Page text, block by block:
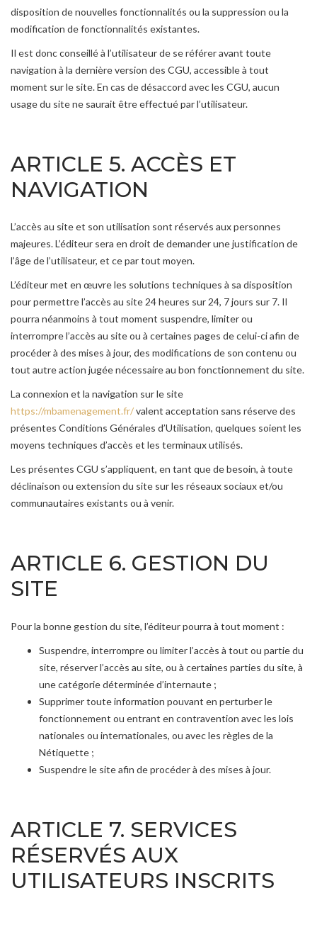
disposition de nouvelles fonctionnalités ou la suppression ou la
modification de fonctionnalités existantes.
Il est donc conseillé à l’utilisateur de se référer avant toute
navigation à la dernière version des CGU, accessible à tout
moment sur le site. En cas de désaccord avec les CGU, aucun
usage du site ne saurait être effectué par l’utilisateur.
ARTICLE 5. ACCÈS ET
NAVIGATION
L’accès au site et son utilisation sont réservés aux personnes
majeures. L’éditeur sera en droit de demander une justification de
l’âge de l’utilisateur, et ce par tout moyen.
L’éditeur met en œuvre les solutions techniques à sa disposition
pour permettre l’accès au site 24 heures sur 24, 7 jours sur 7. Il
pourra néanmoins à tout moment suspendre, limiter ou
interrompre l’accès au site ou à certaines pages de celui-ci afin de
procéder à des mises à jour, des modifications de son contenu ou
tout autre action jugée nécessaire au bon fonctionnement du site.
La connexion et la navigation sur le site
https://mbamenagement.fr/valent acceptation sans réserve des
présentes Conditions Générales d’Utilisation, quelques soient les
moyens techniques d’accès et les terminaux utilisés.
Les présentes CGU s’appliquent, en tant que de besoin, à toute
déclinaison ou extension du site sur les réseaux sociaux et/ou
communautaires existants ou à venir.
ARTICLE 6. GESTION DU
SITE
Pour la bonne gestion du site, l’éditeur pourra à tout moment :
Suspendre, interrompre ou limiter l’accès à tout ou partie du
site, réserver l’accès au site, ou à certaines parties du site, à
une catégorie déterminée d’internaute ;
Supprimer toute information pouvant en perturber le
fonctionnement ou entrant en contravention avec les lois
nationales ou internationales, ou avec les règles de la
Nétiquette ;
Suspendre le site afin de procéder à des mises à jour.
ARTICLE 7. SERVICES
RÉSERVÉS AUX
UTILISATEURS INSCRITS